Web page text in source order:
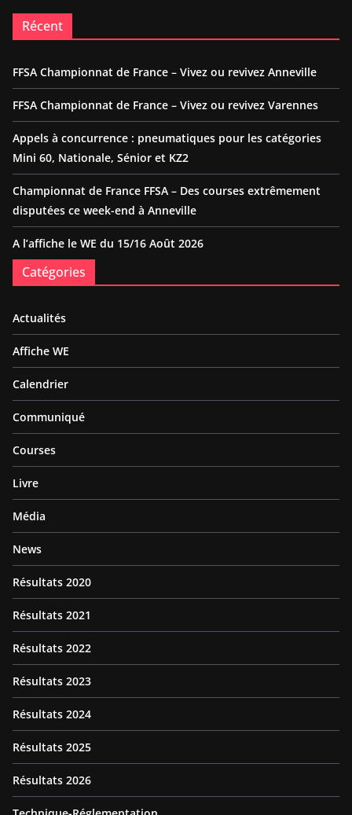
Récent
FFSA Championnat de France – Vivez ou revivez Anneville
FFSA Championnat de France – Vivez ou revivez Varennes
Appels à concurrence : pneumatiques pour les catégories
Mini 60, Nationale, Sénior et KZ2
Championnat de France FFSA – Des courses extrêmement
disputées ce week-end à Anneville
A l’affiche le WE du 15/16 Août 2026
Catégories
Actualités
Affiche WE
Calendrier
Communiqué
Courses
Livre
Média
News
Résultats 2020
Résultats 2021
Résultats 2022
Résultats 2023
Résultats 2024
Résultats 2025
Résultats 2026